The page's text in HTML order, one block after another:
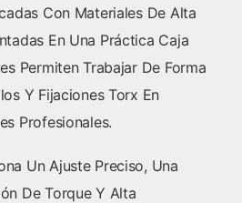
Con Materiales De Alta
En Una Práctica Caja
Permiten Trabajar De Forma
Y Fijaciones Torx En
Profesionales.
Un Ajuste Preciso, Una
De Torque Y Alta